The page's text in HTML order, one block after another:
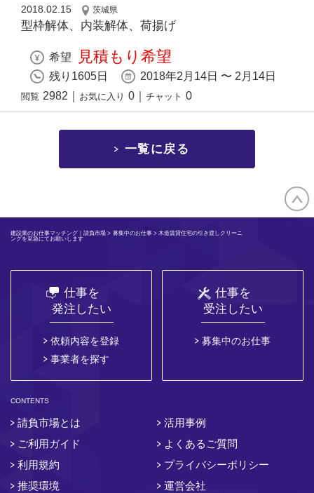
2018.02.15 茨城県
型枠解体、内装解体、荷揚げ
希望 見積もり希望
残り1605日 2018年2月14日 〜 2月14日
閲覧 2982 お気に入り 0 チャット 0
一覧に戻る
建設業のお仕事マッチング｜請負市場 > 募集中のお仕事> 木造賃貸住宅の引き渡しクリーニ
ングを至急にてお願いします
仕事を
発注したい
依頼内容を登録
事業者を探す
仕事を
受注したい
募集中のお仕事
CONTENTS
請負市場とは
活用事例
ご利用ガイド
よくあるご質問
利用規約
プライバシーポリシー
推奨環境
運営会社